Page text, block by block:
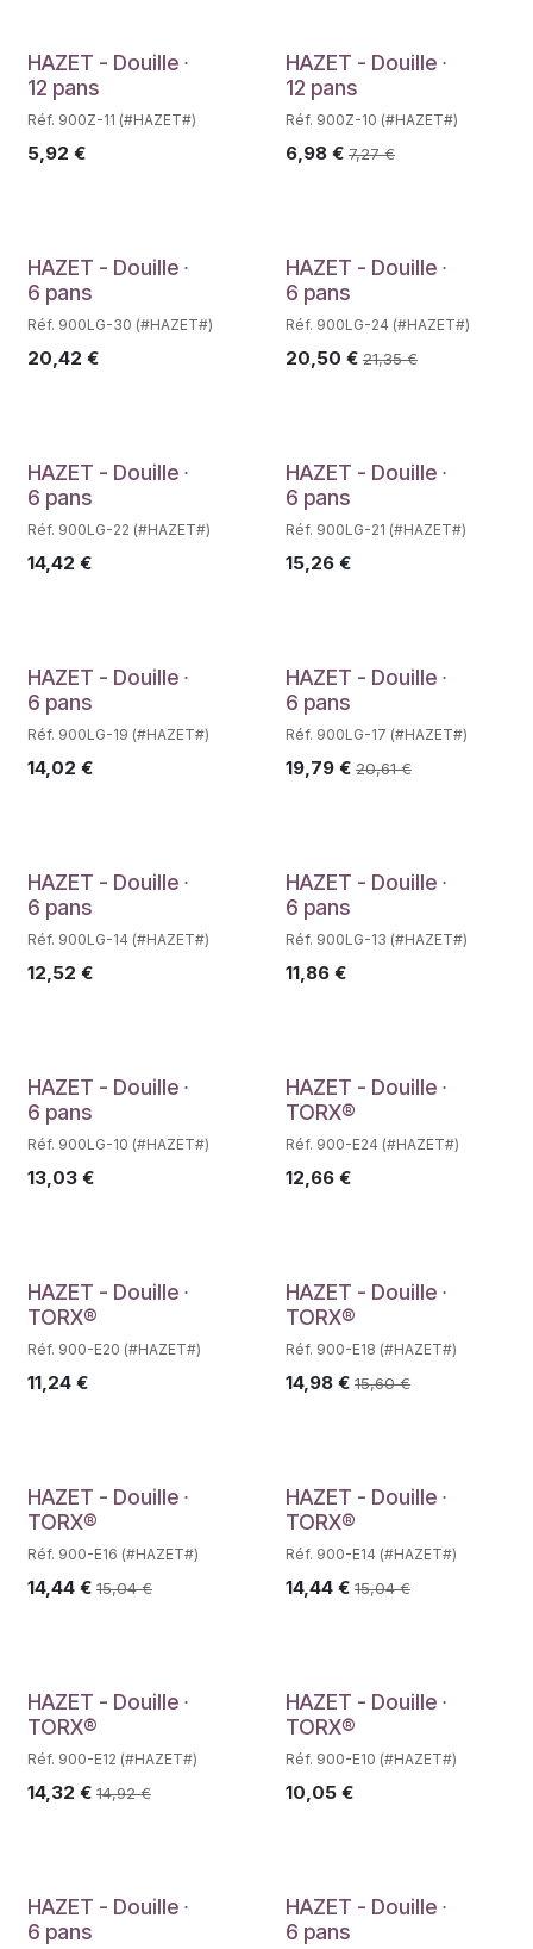
Déstockage
HAZET - Douille ∙
12 pans
Réf. 900Z-11 (#HAZET#)
5,92 €
HAZET - Douille ∙
12 pans
Réf. 900Z-10 (#HAZET#)
6,98€ 7,27€
Déstockage
HAZET - Douille ∙
6 pans
Réf. 900LG-30 (#HAZET#)
20,42 €
HAZET - Douille ∙
6 pans
Réf. 900LG-24 (#HAZET#)
20,50 € 21,35€
Déstockage
HAZET - Douille ∙
6 pans
Réf. 900LG-22 (#HAZET#)
14,42 €
Déstockage
HAZET - Douille ∙
6 pans
Réf. 900LG-21 (#HAZET#)
15,26€
Déstockage
HAZET - Douille ∙
6 pans
Réf. 900LG-19 (#HAZET#)
14,02 €
HAZET - Douille ∙
6 pans
Réf. 900LG-17 (#HAZET#)
19,79€ 20,61€
Déstockage
HAZET - Douille ∙
6 pans
Réf. 900LG-14 (#HAZET#)
12,52 €
Déstockage
HAZET - Douille ∙
6 pans
Réf. 900LG-13 (#HAZET#)
11,86€
Déstockage
HAZET - Douille ∙
6 pans
Réf. 900LG-10 (#HAZET#)
13,03 €
Déstockage
HAZET - Douille ∙
TORX®
Réf. 900-E24 (#HAZET#)
12,66€
Déstockage
HAZET - Douille ∙
TORX®
Réf. 900-E20 (#HAZET#)
11,24 €
HAZET - Douille ∙
TORX®
Réf. 900-E18 (#HAZET#)
14,98€ 15,60€
HAZET - Douille ∙
TORX®
Réf. 900-E16 (#HAZET#)
14,44 € 15,04€
HAZET - Douille ∙
TORX®
Réf. 900-E14 (#HAZET#)
14,44€ 15,04€
HAZET - Douille ∙
TORX®
Réf. 900-E12 (#HAZET#)
14,32 € 14,92€
Déstockage
HAZET - Douille ∙
TORX®
Réf. 900-E10 (#HAZET#)
10,05€
Déstockage
HAZET - Douille ∙
6 pans
HAZET - Douille ∙
6 pans